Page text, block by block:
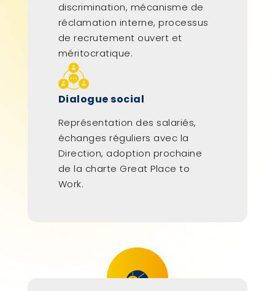
discrimination, mécanisme de
réclamation interne, processus
de recrutement ouvert et
méritocratique.
Dialogue social
Représentation des salariés,
échanges réguliers avec la
Direction, adoption prochaine
de la charte Great Place to
Work.